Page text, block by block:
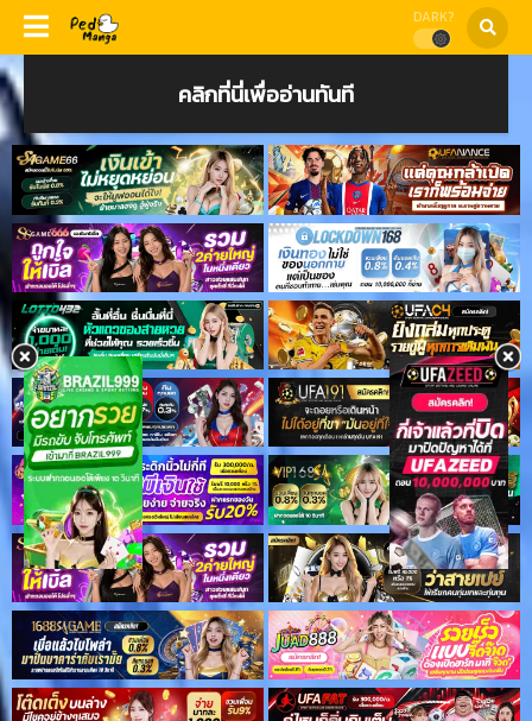
DARK?
คลิกที่นี่เพื่ออ่านทันที